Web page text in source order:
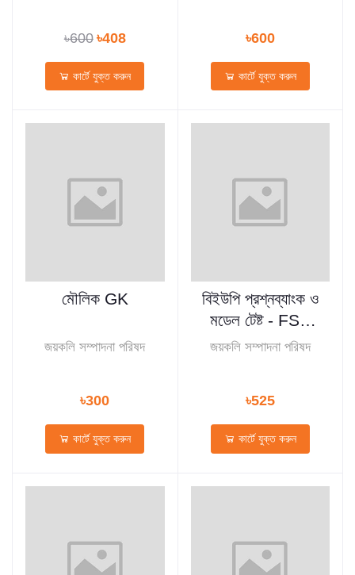
৳600 ৳408
কার্টে যুক্ত করুন
৳600
কার্টে যুক্ত করুন
মৌলিক GK
জয়কলি সম্পাদনা পরিষদ
৳300
কার্টে যুক্ত করুন
বিইউপি প্রশ্নব্যাংক ও
মডেল টেষ্ট - FST
বিজ্ঞান
জয়কলি সম্পাদনা পরিষদ
৳525
কার্টে যুক্ত করুন